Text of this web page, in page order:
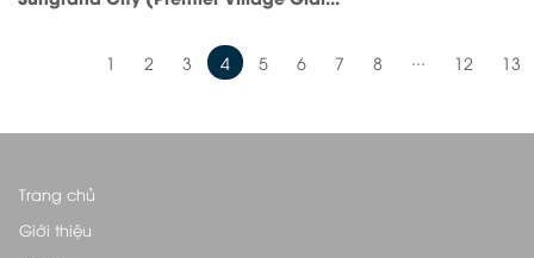
1 2 3 4 5 6 7 8 ... 12 13
Trang chủ
Giới thiệu